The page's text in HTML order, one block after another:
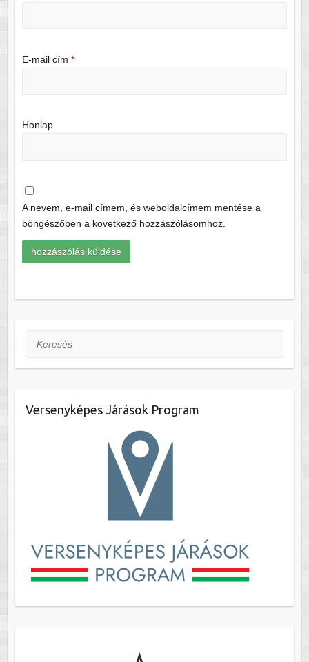
E-mail cím *
Honlap
A nevem, e-mail címem, és weboldalcímem mentése a
böngészőben a következő hozzászólásomhoz.
Keresés
Versenyképes Járások Program